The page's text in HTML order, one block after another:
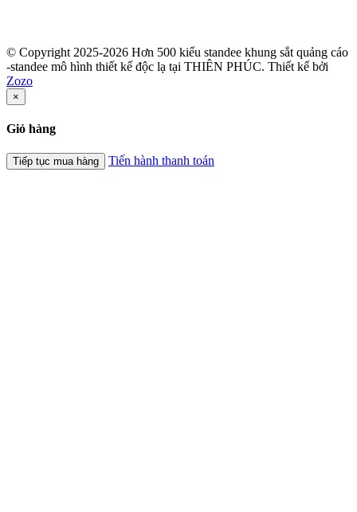
© Copyright 2025-2026 Hơn 500 kiểu standee khung sắt quảng cáo
-standee mô hình thiết kế độc lạ tại THIÊN PHÚC. Thiết kế bởi
Zozo
×
Giỏ hàng
Tiếp tục mua hàng Tiến hành thanh toán